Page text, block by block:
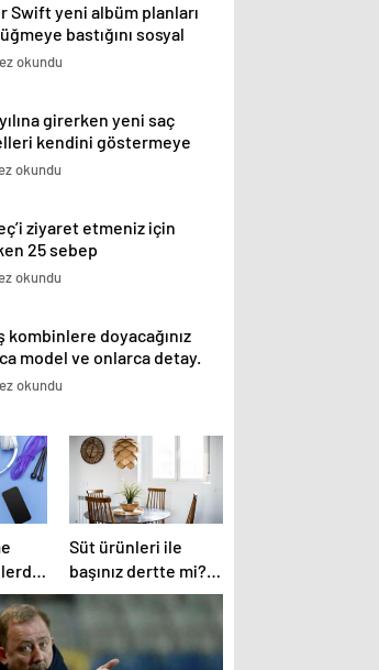
Swift yeni albüm planları
bastığını sosyal
duyurdu!
okundu
girerken yeni saç
kendini göstermeye
okundu
ziyaret etmeniz için
25 sebep
okundu
kombinlere doyacağınız
model ve onlarca detay.
okundu
Süt ürünleri ile
başınız dertte mi?
Laktoz
İntoleransına sahip
olabilirsiniz!